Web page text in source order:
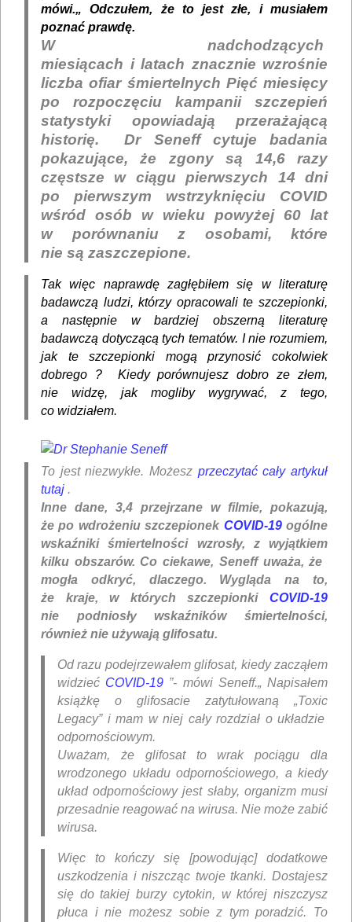
mówi.„ Odczułem, że to jest złe, i musiałem
poznać prawdę.
W nadchodzących
miesiącach i latach znacznie wzrośnie
liczbaofiar śmiertelnych Pięć miesięcy
po rozpoczęciu kampanii szczepień
statystyki opowiadają przerażającą
historię. Dr Seneff cytuje badania
pokazujące, że zgony są 14,6 razy
częstsze w ciągu pierwszych 14 dni
po pierwszym wstrzyknięciu COVID
wśród osób w wieku powyżej 60 lat
w porównaniu z osobami, które
nie są zaszczepione.
Tak więc naprawdę zagłębiłem się w literaturę
badawczą ludzi, którzy opracowali te szczepionki,
a następnie w bardziej obszerną literaturę
badawczą dotyczącą tych tematów. I nie rozumiem,
jak te szczepionki mogą przynosić cokolwiek
dobrego ? Kiedy porównujesz dobro ze złem,
nie widzę, jak mogliby wygrywać, z tego,
co widziałem.
To jest niezwykłe. Możesz przeczytać cały artykuł
tutaj .
Inne dane, 3,4 przejrzane w filmie, pokazują,
że po wdrożeniu szczepionek COVID-19ogólne
wskaźniki śmiertelności wzrosły, z wyjątkiem
kilku obszarów. Co ciekawe, Seneff uważa, że ​​
mogła odkryć, dlaczego. Wygląda na to,
że kraje, w których szczepionki COVID-19
nie podniosły wskaźników śmiertelności,
również nie używają glifosatu.
Od razu podejrzewałem glifosat, kiedy zacząłem
widzieć COVID-19 ”- mówi Seneff.„ Napisałem
książkę o glifosacie zatytułowaną „Toxic
Legacy” i mam w niej cały rozdział o układzie
odpornościowym.
Uważam, że glifosat to wrak pociągu dla
wrodzonego układu odpornościowego, a kiedy
układ odpornościowy jest słaby, organizm musi
przesadnie reagować na wirusa. Nie może zabić
wirusa.
Więc to kończy się [powodując] dodatkowe
uszkodzenia i niszcząc twoje tkanki. Dostajesz
się do takiej burzy cytokin, w której niszczysz
płuca i nie możesz sobie z tym poradzić. To